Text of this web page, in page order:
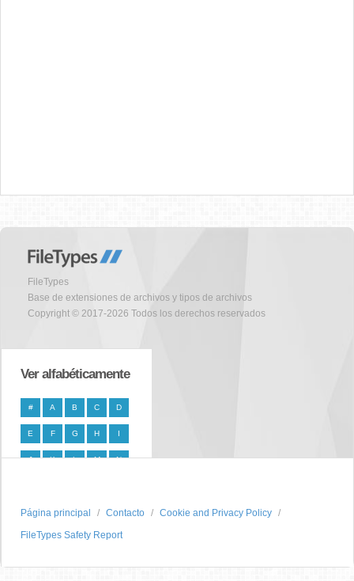
FileTypes
Base de extensiones de archivos y tipos de archivos
Copyright © 2017-2026 Todos los derechos reservados
Ver alfabéticamente
# A B C D
E F G H I
J K L M N
T U V W X
Y Z
Página principal Contacto
Cookie and Privacy Policy
FileTypes Safety Report